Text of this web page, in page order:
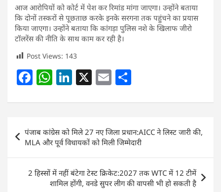
आज आरोपियों को कोर्ट में पेश कर रिमांड मांगा जाएगा। उन्होंने बताया
कि दोनों तस्करों से पूछताछ करके इनके सरगना तक पहुंचने का प्रयास
किया जाएगा। उन्होंने बताया कि कांगड़ा पुलिस नशे के खिलाफ जीरो
टॉलरेंस की नीति के साथ काम कर रही है।
Post Views: 143
F
c
e
b
o
o
W
at
s
A
p
p
Li
k
e
dI
n
X E
ai
l
ar
e
Post
navigation
पंजाब कांग्रेस को मिले 27 नए जिला प्रधान:AICC ने लिस्ट जारी की,
MLA और पूर्व विधायकों को मिली जिम्मेदारी
2 हिस्सों में नहीं बंटेगा टेस्ट क्रिकेट:2027 तक WTC में 12 टीमें
शामिल होंगी, वनडे सुपर लीग की वापसी भी हो सकती है